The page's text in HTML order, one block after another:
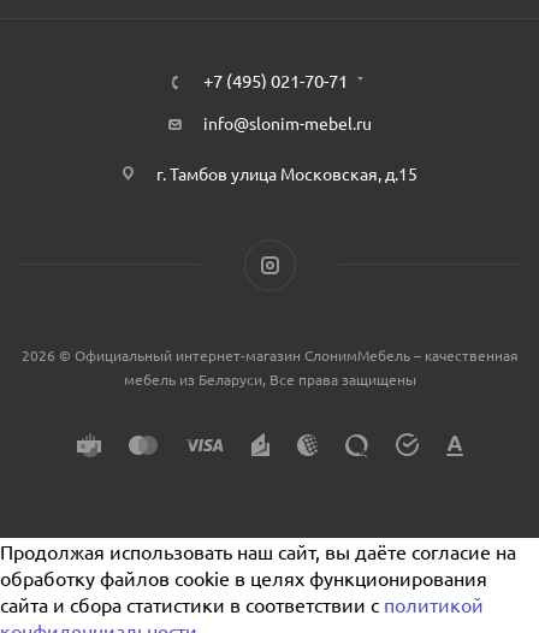
+7 (495) 021-70-71
info@slonim-mebel.ru
г. Тамбов улица Московская, д.15
2026 © Официальный интернет-магазин СлонимМебель – качественная
мебель из Беларуси, Все права защищены
Продолжая использовать наш сайт, вы даёте согласие на
обработку файлов cookie в целях функционирования
сайта и сбора статистики в соответствии с политикой